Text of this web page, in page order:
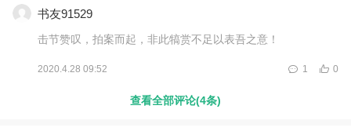
书友91529
击节赞叹，拍案而起，非此犒赏不足以表吾之意！
2020.4.28 09:52 0
1
查看全部评论(4条)